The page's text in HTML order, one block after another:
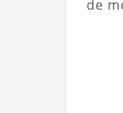
de